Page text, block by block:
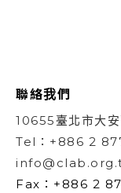
聯絡我們
10655臺北市大
Tel：+886 2
Fax：+886 2